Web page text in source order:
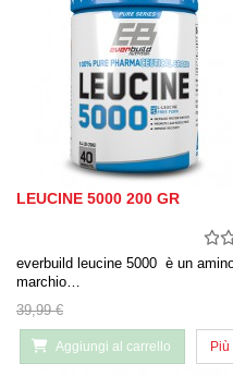
LEUCINE 5000 200 GR
everbuild leucine 5000 è un
marchio…
39,99 €
Aggiungi al carrello Più